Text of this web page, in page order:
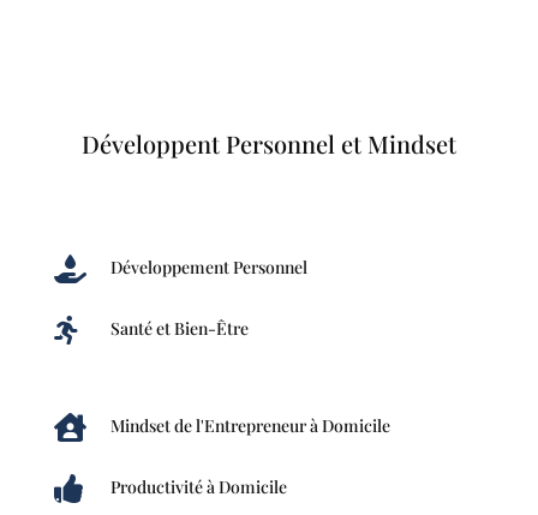
Développent Personnel et Mindset
 Développement Personnel
 Santé et Bien-Être
 Mindset de l'Entrepreneur à Domicile
 Productivité à Domicile